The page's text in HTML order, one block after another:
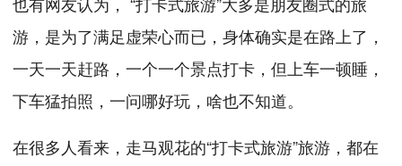
游，是为了满足虚荣心而已，身体确实是在路上了，
一天一天赶路，一个一个景点打卡，但上车一顿睡，
下车猛拍照，一问哪好玩，啥也不知道。
在很多人看来，走马观花的“打卡式旅游”旅游，都在